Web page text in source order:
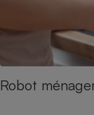
Robot